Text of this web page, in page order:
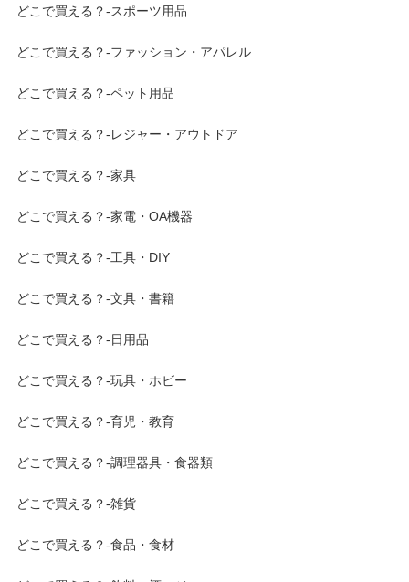
どこで買える？-スポーツ用品
どこで買える？-ファッション・アパレル
どこで買える？-ペット用品
どこで買える？-レジャー・アウトドア
どこで買える？-家具
どこで買える？-家電・OA機器
どこで買える？-工具・DIY
どこで買える？-文具・書籍
どこで買える？-日用品
どこで買える？-玩具・ホビー
どこで買える？-育児・教育
どこで買える？-調理器具・食器類
どこで買える？-雑貨
どこで買える？-食品・食材